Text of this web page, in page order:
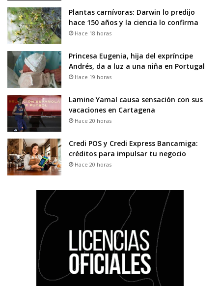
Plantas carnívoras: Darwin lo predijo
hace 150 años y la ciencia lo confirma
Hace 18 horas
Princesa Eugenia, hija del expríncipe
Andrés, da a luz a una niña en Portugal
Hace 19 horas
Lamine Yamal causa sensación con sus
vacaciones en Cartagena
Hace 20 horas
Credi POS y Credi Express Bancamiga:
créditos para impulsar tu negocio
Hace 20 horas